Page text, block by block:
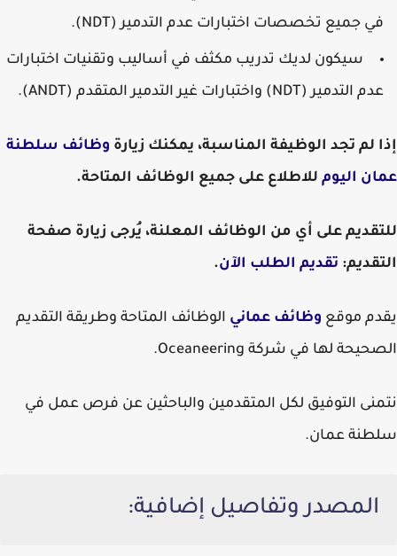
في جميع تخصصات اختبارات عدم التدمير (NDT).
سيكون لديك تدريب مكثف في أساليب وتقنيات اختبارات
عدم التدمير (NDT) واختبارات غير التدمير المتقدم (ANDT).
إذا لم تجد الوظيفة المناسبة، يمكنك زيارة وظائف سلطنة
عمان اليوم للاطلاع على جميع الوظائف المتاحة.
للتقديم على أي من الوظائف المعلنة، يُرجى زيارة صفحة
التقديم: تقديم الطلب الآن.
يقدم موقع وظائف عماني الوظائف المتاحة وطريقة التقديم
الصحيحة لها في شركة Oceaneering.
نتمنى التوفيق لكل المتقدمين والباحثين عن فرص عمل في
سلطنة عمان.
المصدر وتفاصيل إضافية: